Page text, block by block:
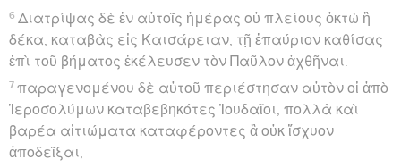
6 Διατρίψας δὲ ἐν αὐτοῖς ἡμέρας οὐ πλείους ὀκτὼ ἢ
δέκα, καταβὰς εἰς Καισάρειαν, τῇ ἐπαύριον καθίσας
ἐπὶ τοῦ βήματος ἐκέλευσεν τὸν Παῦλον ἀχθῆναι.
7 παραγενομένου δὲ αὐτοῦ περιέστησαν αὐτὸν οἱ ἀπὸ
Ἱεροσολύμων καταβεβηκότες Ἰουδαῖοι, πολλὰ καὶ
βαρέα αἰτιώματα καταφέροντες ἃ οὐκ ἴσχυον
ἀποδεῖξαι,